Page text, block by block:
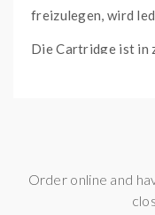
freizulegen, wird
Die Cartridge ist in
0,7 Ohm
(MTL)
Order online and